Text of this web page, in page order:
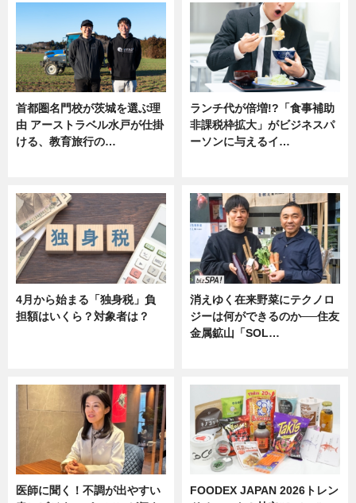
首都圏名門校が茨城を選ぶ理
由 アーストラベル水戸が仕掛
ける、教育旅行の…
ランチ代が倍増!?「食事補助
非課税枠拡大」がビジネスパ
ーソンに与えるイ…
4月から始まる「独身税」負
担額はいくら？対象者は？
消えゆく在来野菜にテクノロ
ジーは何ができるのか──住友
金属鉱山「SOL…
医師に聞く！不調が出やすい
FOODEX JAPAN 2026トレン